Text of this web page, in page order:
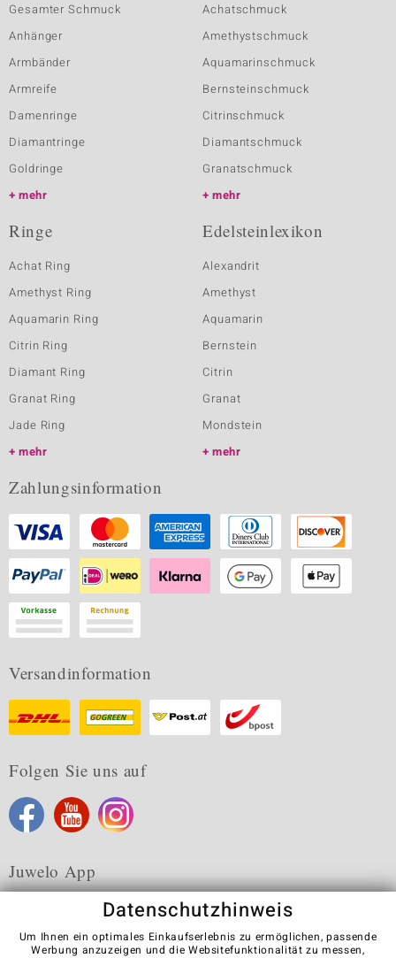
Gesamter Schmuck
Anhänger
Armbänder
Armreife
Damenringe
Diamantringe
Goldringe
mehr
Achatschmuck
Amethystschmuck
Aquamarinschmuck
Bernsteinschmuck
Citrinschmuck
Diamantschmuck
Granatschmuck
mehr
Ringe
Achat Ring
Amethyst Ring
Aquamarin Ring
Citrin Ring
Diamant Ring
Granat Ring
Jade Ring
mehr
Edelsteinlexikon
Alexandrit
Amethyst
Aquamarin
Bernstein
Citrin
Granat
Mondstein
mehr
Zahlungsinformation
Versandinformation
Folgen Sie uns auf
Juwelo App
Datenschutzhinweis
Um Ihnen ein optimales Einkaufserlebnis zu ermöglichen, passende
Werbung anzuzeigen und die Websitefunktionalität zu messen,